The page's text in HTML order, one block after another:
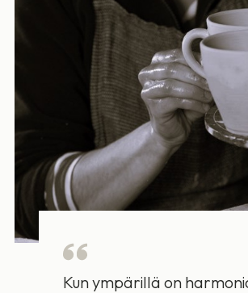
Kun ympärillä on